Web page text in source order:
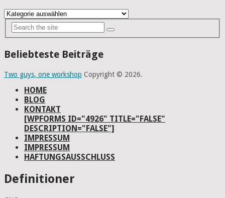
Kategorien
Beliebteste Beiträge
Two guys, one workshop Copyright © 2026.
HOME
BLOG
KONTAKT
[WPFORMS ID="4926" TITLE="FALSE"
DESCRIPTION="FALSE"]
IMPRESSUM
IMPRESSUM
HAFTUNGSAUSSCHLUSS
Definitioner